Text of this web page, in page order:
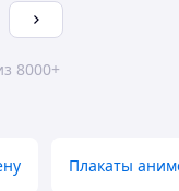
8000+
Плакаты